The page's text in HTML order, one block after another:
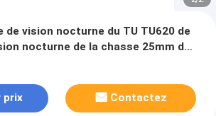
de vision nocturne du TU TU620 de
nocturne de la chasse 25mm de
prix Contactez